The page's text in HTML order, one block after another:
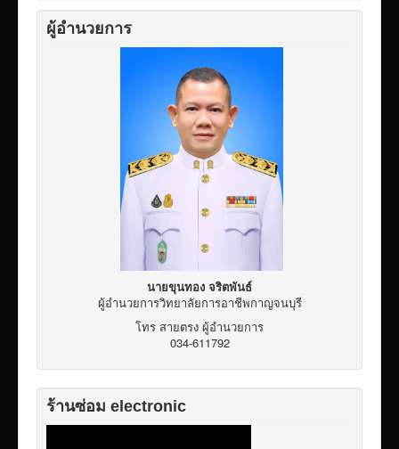
ผู้อำนวยการ
นายขุนทอง จริตพันธ์
ผู้อำนวยการวิทยาลัยการอาชีพกาญจนบุรี
โทร สายตรง ผู้อำนวยการ
034-611792
ร้านซ่อม electronic